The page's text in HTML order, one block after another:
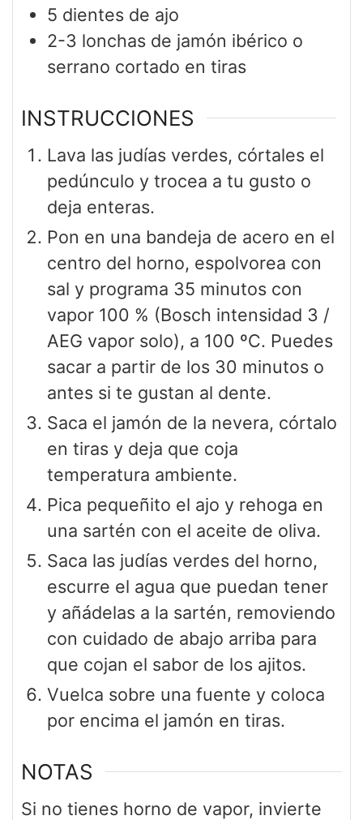
5 dientes de ajo
2-3 lonchas de jamón ibérico o
serrano cortado en tiras
INSTRUCCIONES
Lava las judías verdes, córtales el
pedúnculo y trocea a tu gusto o
deja enteras.
Pon en una bandeja de acero en el
centro del horno, espolvorea con
sal y programa 35 minutos con
vapor 100 % (Bosch intensidad 3 /
AEG vapor solo), a 100 ºC. Puedes
sacar a partir de los 30 minutos o
antes si te gustan al dente.
Saca el jamón de la nevera, córtalo
en tiras y deja que coja
temperatura ambiente.
Pica pequeñito el ajo y rehoga en
una sartén con el aceite de oliva.
Saca las judías verdes del horno,
escurre el agua que puedan tener
y añádelas a la sartén, removiendo
con cuidado de abajo arriba para
que cojan el sabor de los ajitos.
Vuelca sobre una fuente y coloca
por encima el jamón en tiras.
NOTAS
Si no tienes horno de vapor, invierte